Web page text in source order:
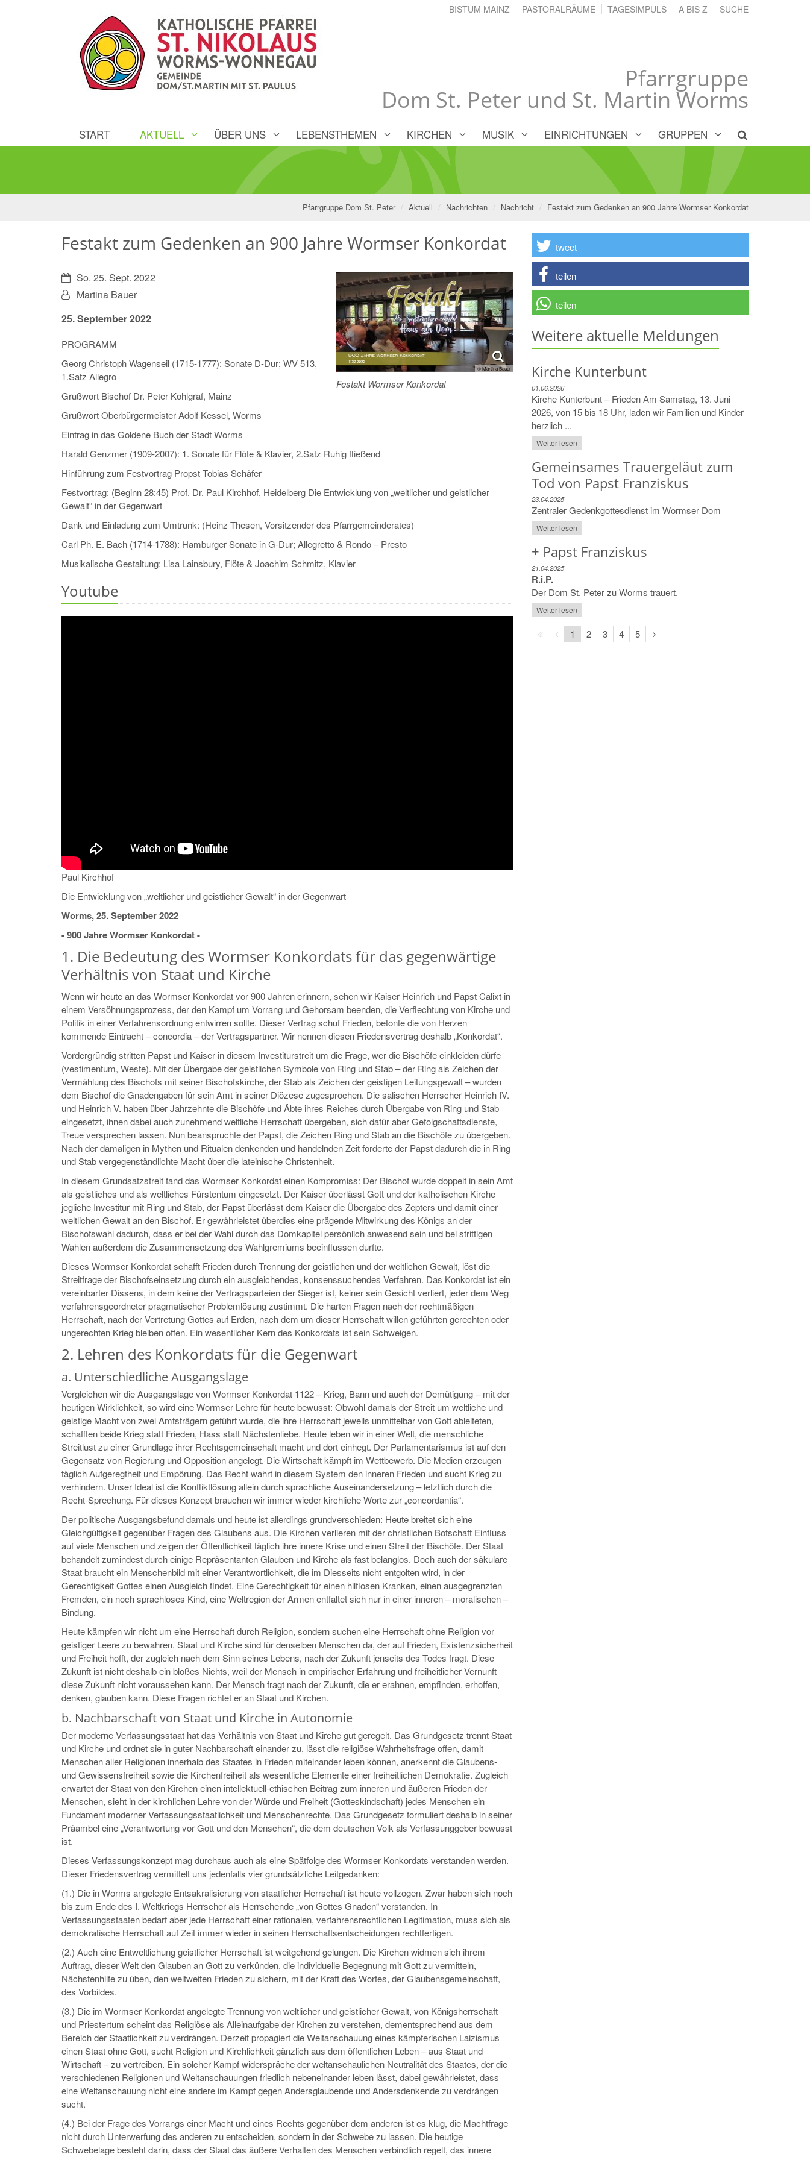
Pfarrgruppe
Dom St. Peter und St. Martin Worms
BISTUM MAINZ PASTORALRÄUME TAGESIMPULS A BIS Z SUCHE
START AKTUELL ÜBER UNS LEBENSTHEMEN KIRCHEN MUSIK EINRICHTUNGEN GRUPPEN
Pfarrgruppe Dom St. Peter Aktuell Nachrichten Nachricht Festakt zum Gedenken an 900 Jahre Wormser Konkordat
Festakt zum Gedenken an 900 Jahre Wormser Konkordat
© Martina Bauer
Festakt Wormser Konkordat
Datum:So. 25. Sept. 2022
Von:Martina Bauer
25. September 2022
PROGRAMM
Georg Christoph Wagenseil (1715-1777): Sonate D-Dur; WV 513,
1.Satz Allegro
Grußwort Bischof Dr. Peter Kohlgraf, Mainz
Grußwort Oberbürgermeister Adolf Kessel, Worms
Eintrag in das Goldene Buch der Stadt Worms
Harald Genzmer (1909-2007): 1. Sonate für Flöte & Klavier, 2.Satz Ruhig fließend
Hinführung zum Festvortrag Propst Tobias Schäfer
Festvortrag: (Beginn 28:45) Prof. Dr. Paul Kirchhof, Heidelberg Die Entwicklung von „weltlicher und geistlicher
Gewalt“ in der Gegenwart
Dank und Einladung zum Umtrunk: (Heinz Thesen, Vorsitzender des Pfarrgemeinderates)
Carl Ph. E. Bach (1714-1788): Hamburger Sonate in G-Dur; Allegretto & Rondo – Presto
Musikalische Gestaltung: Lisa Lainsbury, Flöte & Joachim Schmitz, Klavier
Youtube
Paul Kirchhof
Die Entwicklung von „weltlicher und geistlicher Gewalt“ in der Gegenwart
Worms, 25. September 2022
- 900 Jahre Wormser Konkordat -
1. Die Bedeutung des Wormser Konkordats für das gegenwärtige
Verhältnis von Staat und Kirche
Wenn wir heute an das Wormser Konkordat vor 900 Jahren erinnern, sehen wir Kaiser Heinrich und Papst Calixt in
einem Versöhnungsprozess, der den Kampf um Vorrang und Gehorsam beenden, die Verflechtung von Kirche und
Politik in einer Verfahrensordnung entwirren sollte. Dieser Vertrag schuf Frieden, betonte die von Herzen
kommende Eintracht – concordia – der Vertragspartner. Wir nennen diesen Friedensvertrag deshalb „Konkordat“.
Vordergründig stritten Papst und Kaiser in diesem Investiturstreit um die Frage, wer die Bischöfe einkleiden dürfe
(vestimentum, Weste). Mit der Übergabe der geistlichen Symbole von Ring und Stab – der Ring als Zeichen der
Vermählung des Bischofs mit seiner Bischofskirche, der Stab als Zeichen der geistigen Leitungsgewalt – wurden
dem Bischof die Gnadengaben für sein Amt in seiner Diözese zugesprochen. Die salischen Herrscher Heinrich IV.
und Heinrich V. haben über Jahrzehnte die Bischöfe und Äbte ihres Reiches durch Übergabe von Ring und Stab
eingesetzt, ihnen dabei auch zunehmend weltliche Herrschaft übergeben, sich dafür aber Gefolgschaftsdienste,
Treue versprechen lassen. Nun beanspruchte der Papst, die Zeichen Ring und Stab an die Bischöfe zu übergeben.
Nach der damaligen in Mythen und Ritualen denkenden und handelnden Zeit forderte der Papst dadurch die in Ring
und Stab vergegenständlichte Macht über die lateinische Christenheit.
In diesem Grundsatzstreit fand das Wormser Konkordat einen Kompromiss: Der Bischof wurde doppelt in sein Amt
als geistliches und als weltliches Fürstentum eingesetzt. Der Kaiser überlässt Gott und der katholischen Kirche
jegliche Investitur mit Ring und Stab, der Papst überlässt dem Kaiser die Übergabe des Zepters und damit einer
weltlichen Gewalt an den Bischof. Er gewährleistet überdies eine prägende Mitwirkung des Königs an der
Bischofswahl dadurch, dass er bei der Wahl durch das Domkapitel persönlich anwesend sein und bei strittigen
Wahlen außerdem die Zusammensetzung des Wahlgremiums beeinflussen durfte.
Dieses Wormser Konkordat schafft Frieden durch Trennung der geistlichen und der weltlichen Gewalt, löst die
Streitfrage der Bischofseinsetzung durch ein ausgleichendes, konsenssuchendes Verfahren. Das Konkordat ist ein
vereinbarter Dissens, in dem keine der Vertragsparteien der Sieger ist, keiner sein Gesicht verliert, jeder dem Weg
verfahrensgeordneter pragmatischer Problemlösung zustimmt. Die harten Fragen nach der rechtmäßigen
Herrschaft, nach der Vertretung Gottes auf Erden, nach dem um dieser Herrschaft willen geführten gerechten oder
ungerechten Krieg bleiben offen. Ein wesentlicher Kern des Konkordats ist sein Schweigen.
2. Lehren des Konkordats für die Gegenwart
a. Unterschiedliche Ausgangslage
Vergleichen wir die Ausgangslage von Wormser Konkordat 1122 – Krieg, Bann und auch der Demütigung – mit der
heutigen Wirklichkeit, so wird eine Wormser Lehre für heute bewusst: Obwohl damals der Streit um weltliche und
geistige Macht von zwei Amtsträgern geführt wurde, die ihre Herrschaft jeweils unmittelbar von Gott ableiteten,
schafften beide Krieg statt Frieden, Hass statt Nächstenliebe. Heute leben wir in einer Welt, die menschliche
Streitlust zu einer Grundlage ihrer Rechtsgemeinschaft macht und dort einhegt. Der Parlamentarismus ist auf den
Gegensatz von Regierung und Opposition angelegt. Die Wirtschaft kämpft im Wettbewerb. Die Medien erzeugen
täglich Aufgeregtheit und Empörung. Das Recht wahrt in diesem System den inneren Frieden und sucht Krieg zu
verhindern. Unser Ideal ist die Konfliktlösung allein durch sprachliche Auseinandersetzung – letztlich durch die
Recht-Sprechung. Für dieses Konzept brauchen wir immer wieder kirchliche Worte zur „concordantia“.
Der politische Ausgangsbefund damals und heute ist allerdings grundverschieden: Heute breitet sich eine
Gleichgültigkeit gegenüber Fragen des Glaubens aus. Die Kirchen verlieren mit der christlichen Botschaft Einfluss
auf viele Menschen und zeigen der Öffentlichkeit täglich ihre innere Krise und einen Streit der Bischöfe. Der Staat
behandelt zumindest durch einige Repräsentanten Glauben und Kirche als fast belanglos. Doch auch der säkulare
Staat braucht ein Menschenbild mit einer Verantwortlichkeit, die im Diesseits nicht entgolten wird, in der
Gerechtigkeit Gottes einen Ausgleich findet. Eine Gerechtigkeit für einen hilflosen Kranken, einen ausgegrenzten
Fremden, ein noch sprachloses Kind, eine Weltregion der Armen entfaltet sich nur in einer inneren – moralischen –
Bindung.
Heute kämpfen wir nicht um eine Herrschaft durch Religion, sondern suchen eine Herrschaft ohne Religion vor
geistiger Leere zu bewahren. Staat und Kirche sind für denselben Menschen da, der auf Frieden, Existenzsicherheit
und Freiheit hofft, der zugleich nach dem Sinn seines Lebens, nach der Zukunft jenseits des Todes fragt. Diese
Zukunft ist nicht deshalb ein bloßes Nichts, weil der Mensch in empirischer Erfahrung und freiheitlicher Vernunft
diese Zukunft nicht voraussehen kann. Der Mensch fragt nach der Zukunft, die er erahnen, empfinden, erhoffen,
denken, glauben kann. Diese Fragen richtet er an Staat und Kirchen.
b. Nachbarschaft von Staat und Kirche in Autonomie
Der moderne Verfassungsstaat hat das Verhältnis von Staat und Kirche gut geregelt. Das Grundgesetz trennt Staat
und Kirche und ordnet sie in guter Nachbarschaft einander zu, lässt die religiöse Wahrheitsfrage offen, damit
Menschen aller Religionen innerhalb des Staates in Frieden miteinander leben können, anerkennt die Glaubens-
und Gewissensfreiheit sowie die Kirchenfreiheit als wesentliche Elemente einer freiheitlichen Demokratie. Zugleich
erwartet der Staat von den Kirchen einen intellektuell-ethischen Beitrag zum inneren und äußeren Frieden der
Menschen, sieht in der kirchlichen Lehre von der Würde und Freiheit (Gotteskindschaft) jedes Menschen ein
Fundament moderner Verfassungsstaatlichkeit und Menschenrechte. Das Grundgesetz formuliert deshalb in seiner
Präambel eine „Verantwortung vor Gott und den Menschen“, die dem deutschen Volk als Verfassunggeber bewusst
ist.
Dieses Verfassungskonzept mag durchaus auch als eine Spätfolge des Wormser Konkordats verstanden werden.
Dieser Friedensvertrag vermittelt uns jedenfalls vier grundsätzliche Leitgedanken:
(1.) Die in Worms angelegte Entsakralisierung von staatlicher Herrschaft ist heute vollzogen. Zwar haben sich noch
bis zum Ende des I. Weltkriegs Herrscher als Herrschende „von Gottes Gnaden“ verstanden. In
Verfassungsstaaten bedarf aber jede Herrschaft einer rationalen, verfahrensrechtlichen Legitimation, muss sich als
demokratische Herrschaft auf Zeit immer wieder in seinen Herrschaftsentscheidungen rechtfertigen.
(2.) Auch eine Entweltlichung geistlicher Herrschaft ist weitgehend gelungen. Die Kirchen widmen sich ihrem
Auftrag, dieser Welt den Glauben an Gott zu verkünden, die individuelle Begegnung mit Gott zu vermitteln,
Nächstenhilfe zu üben, den weltweiten Frieden zu sichern, mit der Kraft des Wortes, der Glaubensgemeinschaft,
des Vorbildes.
(3.) Die im Wormser Konkordat angelegte Trennung von weltlicher und geistlicher Gewalt, von Königsherrschaft
und Priestertum scheint das Religiöse als Alleinaufgabe der Kirchen zu verstehen, dementsprechend aus dem
Bereich der Staatlichkeit zu verdrängen. Derzeit propagiert die Weltanschauung eines kämpferischen Laizismus
einen Staat ohne Gott, sucht Religion und Kirchlichkeit gänzlich aus dem öffentlichen Leben – aus Staat und
Wirtschaft – zu vertreiben. Ein solcher Kampf widerspräche der weltanschaulichen Neutralität des Staates, der die
verschiedenen Religionen und Weltanschauungen friedlich nebeneinander leben lässt, dabei gewährleistet, dass
eine Weltanschauung nicht eine andere im Kampf gegen Andersglaubende und Andersdenkende zu verdrängen
sucht.
(4.) Bei der Frage des Vorrangs einer Macht und eines Rechts gegenüber dem anderen ist es klug, die Machtfrage
nicht durch Unterwerfung des anderen zu entscheiden, sondern in der Schwebe zu lassen. Die heutige
Schwebelage besteht darin, dass der Staat das äußere Verhalten des Menschen verbindlich regelt, das innere
tweet
teilen
teilen
Weitere aktuelle Meldungen
Kirche Kunterbunt
01.06.2026
Kirche Kunterbunt – Frieden Am Samstag, 13. Juni
2026, von 15 bis 18 Uhr, laden wir Familien und Kinder
herzlich ...
Weiter lesen
Gemeinsames Trauergeläut zum
Tod von Papst Franziskus
23.04.2025
Zentraler Gedenkgottesdienst im Wormser Dom
Weiter lesen
+ Papst Franziskus
21.04.2025
R.i.P.
Der Dom St. Peter zu Worms trauert.
Weiter lesen
Erste
Seite
Vorherige
Seite
1 2 3 4 5
Nächste
Seite